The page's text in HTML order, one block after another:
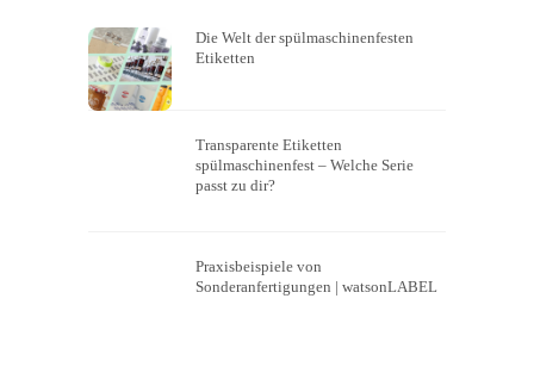
Die Welt der spülmaschinenfesten
Etiketten
Transparente Etiketten
spülmaschinenfest – Welche Serie
passt zu dir?
Praxisbeispiele von
Sonderanfertigungen | watsonLABEL